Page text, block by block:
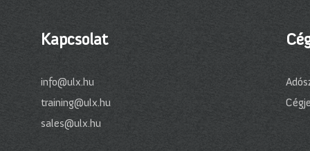
Kapcsolat
info@ulx.hu
training@ulx.hu
sales@ulx.hu